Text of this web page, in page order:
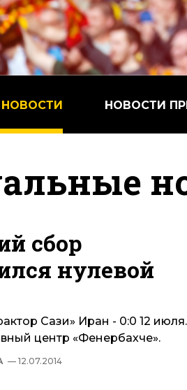
НОВОСТИ
сбор
нулевой
Сази» Иран - 0:0 12 июля.
центр «Фенербахче».
— 12.07.2014